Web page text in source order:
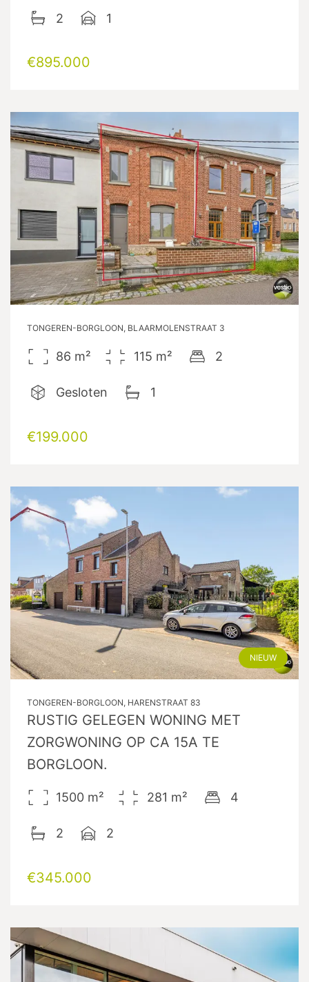
2 1
€895.000
TONGEREN-BORGLOON, BLAARMOLENSTRAAT 3
86 m² 115 m² 2
Gesloten 1
€199.000
NIEUW
TONGEREN-BORGLOON, HARENSTRAAT 83
RUSTIG GELEGEN WONING MET
ZORGWONING OP CA 15A TE
BORGLOON.
1500 m² 281 m² 4
2 2
€345.000